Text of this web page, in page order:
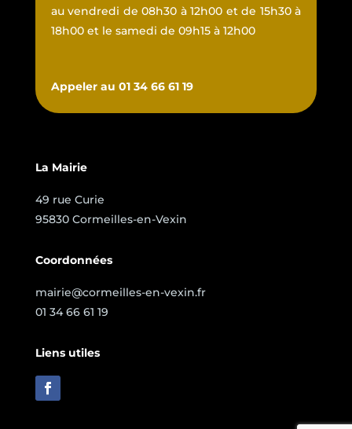
au vendredi de 08h30 à 12h00 et de 15h30 à
18h00 et le samedi de 09h15 à 12h00
Appeler au 01 34 66 61 19
La Mairie
49 rue Curie
95830 Cormeilles-en-Vexin
Coordonnées
mairie@cormeilles-en-vexin.fr
01 34 66 61 19
Liens utiles